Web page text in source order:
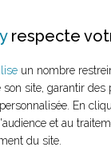
respecte
un nombre
son site, garantir
En
et au
du site.